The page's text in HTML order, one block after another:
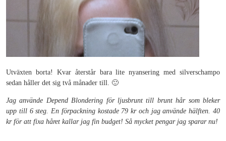
Utväxten borta! Kvar återstår bara lite nyansering med silverschampo
sedan håller det sig två månader till. 🙂
Jag använde Depend Blondering för ljusbrunt till brunt hår som bleker
upp till 6 steg. En förpackning kostade 79 kr och jag använde hälften. 40
kr för att fixa håret kallar jag fin budget! Så mycket pengar jag sparar nu!